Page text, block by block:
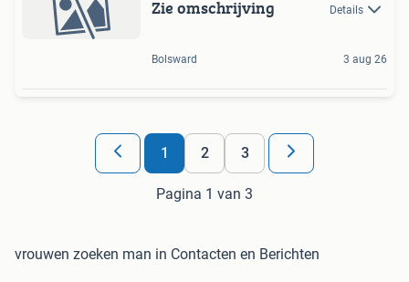
Zie omschrijving Details
Bolsward 3 aug 26
1 2 3
Pagina 1 van 3
vrouwen zoeken man in Contacten en Berichten